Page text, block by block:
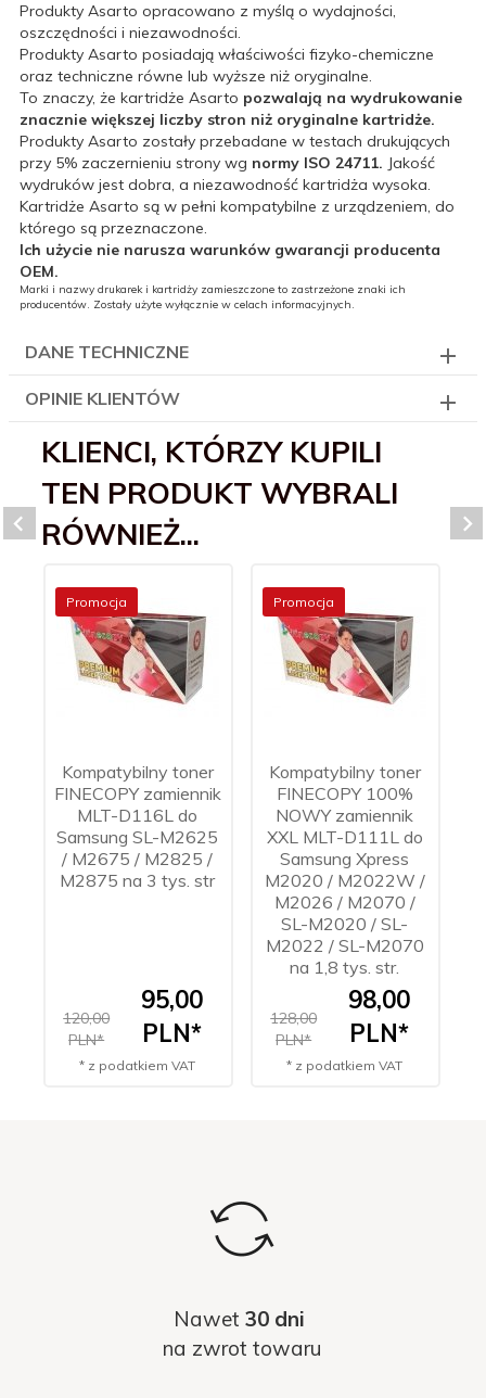
Produkty Asarto opracowano z myślą o wydajności,
oszczędności i niezawodności.
Produkty Asarto posiadają właściwości fizyko-chemiczne
oraz techniczne równe lub wyższe niż oryginalne.
To znaczy, że kartridże Asarto pozwalają na wydrukowanie
znacznie większej liczby stron niż oryginalne kartridże.
Produkty Asarto zostały przebadane w testach drukujących
przy 5% zaczernieniu strony wg normy ISO 24711. Jakość
wydruków jest dobra, a niezawodność kartridża wysoka.
Kartridże Asarto są w pełni kompatybilne z urządzeniem, do
którego są przeznaczone.
Ich użycie nie narusza warunków gwarancji producenta
OEM.
Marki i nazwy drukarek i kartridży zamieszczone to zastrzeżone znaki ich
producentów. Zostały użyte wyłącznie w celach informacyjnych.
DANE TECHNICZNE
OPINIE KLIENTÓW
KLIENCI, KTÓRZY KUPILI
TEN PRODUKT WYBRALI
RÓWNIEŻ...
Promocja
Kompatybilny toner
FINECOPY zamiennik
MLT-D116L do
Samsung SL-M2625
/ M2675 / M2825 /
M2875 na 3 tys. str
120,00
PLN*
95,00
PLN*
* z podatkiem VAT
Promocja
Kompatybilny toner
FINECOPY 100%
NOWY zamiennik
XXL MLT-D111L do
Samsung Xpress
M2020 / M2022W /
M2026 / M2070 /
SL-M2020 / SL-
M2022 / SL-M2070
na 1,8 tys. str.
128,00
PLN*
98,00
PLN*
* z podatkiem VAT
Nawet 30 dni
na zwrot towaru